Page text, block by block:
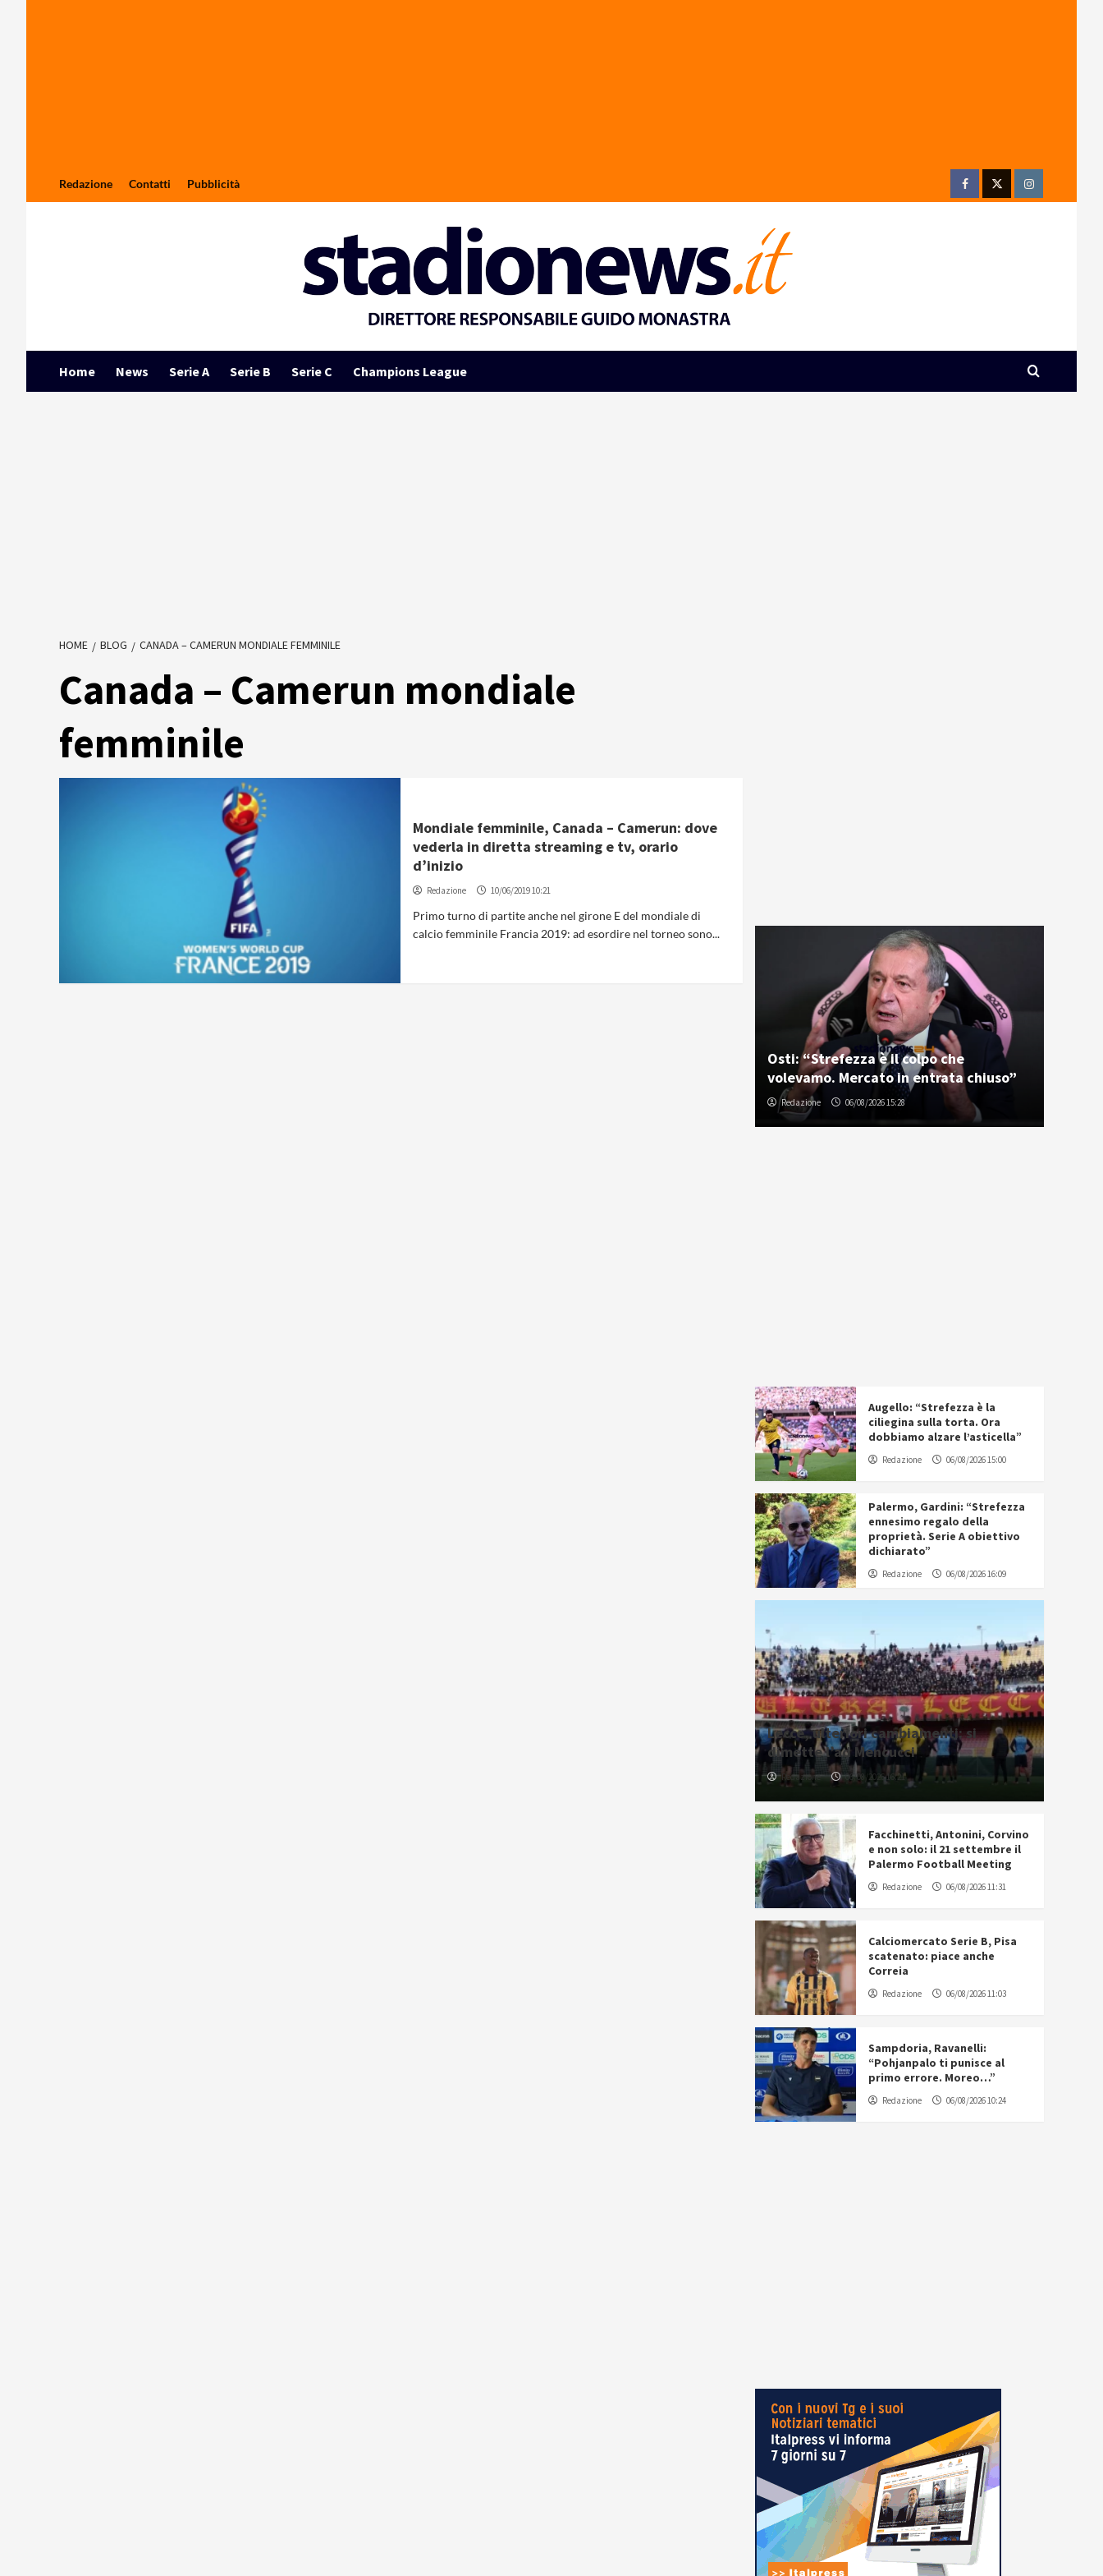
Redazione Contatti Pubblicità
FacebookTwitterInstagram
Home News Serie A Serie B Serie C Champions League
HOME BLOG CANADA – CAMERUN MONDIALE FEMMINILE
Canada – Camerun mondiale
femminile
Mondiale femminile, Canada – Camerun: dove
vederla in diretta streaming e tv, orario
d’inizio
Redazione 10/06/2019 10:21
Primo turno di partite anche nel girone E del mondiale di
calcio femminile Francia 2019: ad esordire nel torneo sono...
Osti: “Strefezza è il colpo che
volevamo. Mercato in entrata chiuso”
Redazione 06/08/2026 15:28
Augello: “Strefezza è la
ciliegina sulla torta. Ora
dobbiamo alzare l’asticella”
Redazione 06/08/2026 15:00
Palermo, Gardini: “Strefezza
ennesimo regalo della
proprietà. Serie A obiettivo
dichiarato”
Redazione 06/08/2026 16:09
Lecce, ulteriori cambiamenti: si
dimette l’ad Mencucci
Redazione 06/08/2026 16:21
Facchinetti, Antonini, Corvino
e non solo: il 21 settembre il
Palermo Football Meeting
Redazione 06/08/2026 11:31
Calciomercato Serie B, Pisa
scatenato: piace anche
Correia
Redazione 06/08/2026 11:03
Sampdoria, Ravanelli:
“Pohjanpalo ti punisce al
primo errore. Moreo…”
Redazione 06/08/2026 10:24